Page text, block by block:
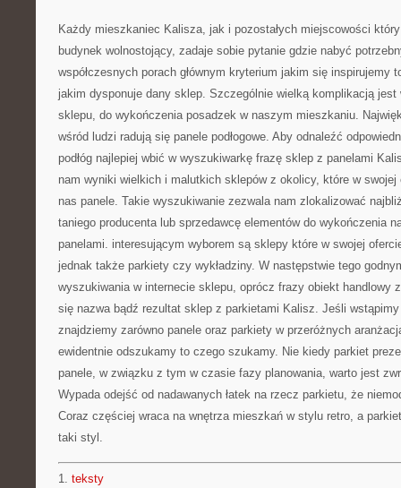
Każdy mieszkaniec Kalisza, jak i pozostałych miejscowości
budynek wolnostojący, zadaje sobie pytanie gdzie nabyć
współczesnych porach głównym kryterium jakim się inspirujemy
jakim dysponuje dany sklep. Szczególnie wielką komplikacją jest
sklepu, do wykończenia posadzek w naszym mieszkaniu.
wśród ludzi radują się panele podłogowe. Aby odnaleźć
podłóg najlepiej wbić w wyszukiwarkę frazę sklep z panelami
nam wyniki wielkich i malutkich sklepów z okolicy, które w
nas panele. Takie wyszukiwanie zezwala nam zlokalizować
taniego producenta lub sprzedawcę elementów do wykończenia
panelami. interesującym wyborem są sklepy które w swojej
jednak także parkiety czy wykładziny. W następstwie tego
wyszukiwania w internecie sklepu, oprócz frazy obiekt handlowy
się nazwa bądź rezultat sklep z parkietami Kalisz. Jeśli
znajdziemy zarówno panele oraz parkiety w przeróżnych
ewidentnie odszukamy to czego szukamy. Nie kiedy parkiet
panele, w związku z tym w czasie fazy planowania, warto jest
Wypada odejść od nadawanych łatek na rzecz parkietu, że
Coraz częściej wraca na wnętrza mieszkań w stylu retro, a
taki styl.
1. teksty